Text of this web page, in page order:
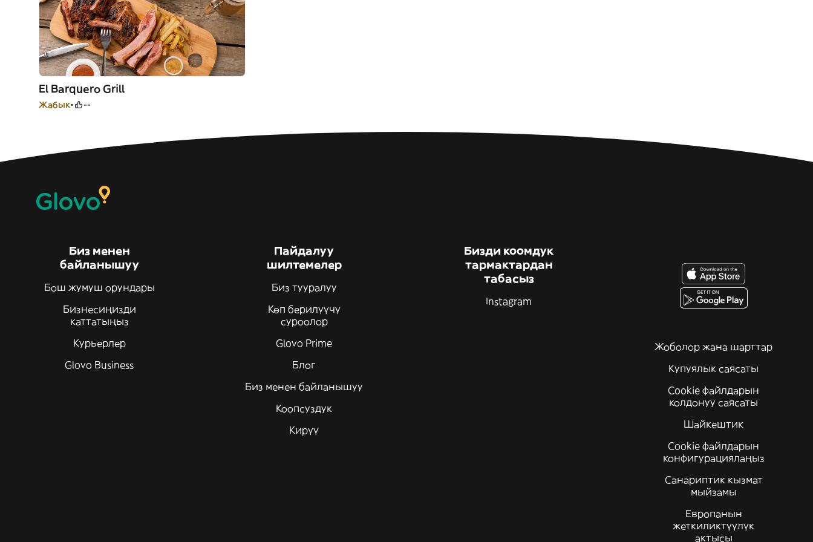
El Barquero Grill
Жабык --
Биз менен
байланышуу
Бош жумуш орундары
Бизнесиңизди
каттатыңыз
Курьерлер
Glovo Business
Пайдалуу
шилтемелер
Биз тууралуу
Көп берилүүчү
суроолор
Glovo Prime
Блог
Биз менен байланышуу
Коопсуздук
Кирүү
Бизди коомдук
тармактардан
табасыз
Instagram
Жоболор жана шарттар
Купуялык саясаты
Cookie файлдарын
колдонуу саясаты
Шайкештик
Cookie файлдарын
конфигурациялаңыз
Санариптик кызмат
мыйзамы
Европанын
жеткиликтүүлүк
актысы